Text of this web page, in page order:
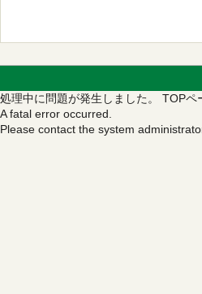
処理中に問題が発生しました。 TOPペ
A fatal error occurred.
Please contact the system